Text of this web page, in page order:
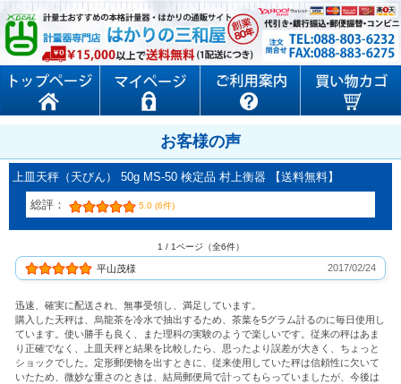
お客様の声
上皿天秤（天びん） 50g MS-50 検定品 村上衡器 【送料無料】
総評： 5.0 (6件)
1 / 1ページ（全6件）
平山茂様 2017/02/24
迅速、確実に配送され、無事受領し、満足しています。
購入した天秤は、烏龍茶を冷水で抽出するため、茶葉を5グラム計るのに毎日使用し
ています。使い勝手も良く、また理科の実験のようで楽しいです。従来の秤はあま
り正確でなく、上皿天秤と結果を比較したら、思ったより誤差が大きく、ちょっと
ショックでした。定形郵便物を出すときに、従来使用していた秤は信頼性に欠いて
いたため、微妙な重さのときは、結局郵便局で計ってもらっていましたが、今後は